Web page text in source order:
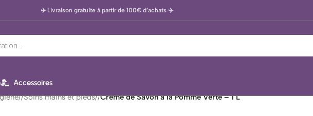
✈️ Livraison gratuite à partir de 100€ d’achats ✈️
Accessoires
/ Soins mains et pieds/ Crème de Savon à la Pomme Verte – 1 L